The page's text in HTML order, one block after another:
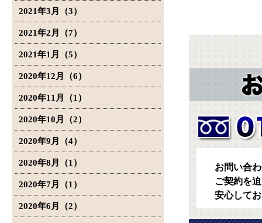
2021年3月（3）
2021年2月（7）
2021年1月（5）
2020年12月（6）
2020年11月（1）
2020年10月（2）
2020年9月（4）
2020年8月（1）
2020年7月（1）
2020年6月（2）
お問い合
ご契約を
安心して